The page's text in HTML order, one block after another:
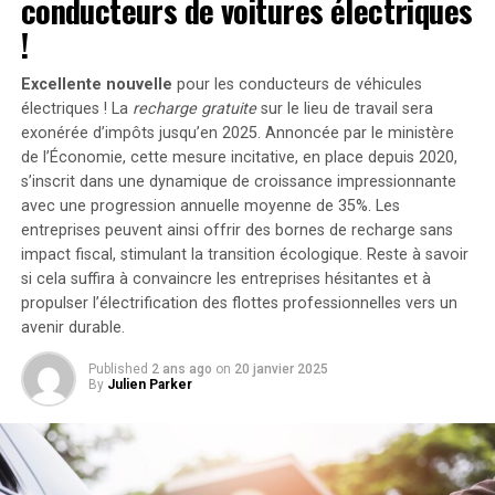
future, notamment l’exploration des associations entre
la gravité de l’AOS et les résultats de la rétinopathie,
l’impact du CPAP sur la modification des risques, et
l’effet des agonistes GLP-1 sur la progression de l’AOS
et de la rétinopathie diabétique.
RELATED TOPICS: APNÉE DU SOMMEIL
DIABÈTE
RÉTINOPATHIE DIABÉTIQUE
SANTÉ TROUBLES DU SOMMEIL
UP NEXT
À la recherche de sang : Ce que nous avons découvert
cette semaine
DON'T MISS
Récapitulatif captivant de la dernière étape du Tour de
France !
portant ainsi la puissance totale à un impressionnant
2400 watts
de stockage énergétique, il est possible d’intégrer
jusqu’à cinq batteries supplémentaires de 1,6
kilowattheure chacune, augmentant la capacité totale à
9,6 kilowattheures.
Intégration dans un Écosystème
Intelligent
Le Solarbank 2 AC s’intègre parfaitement dans un
écosystème énergétique intelligent grâce à sa
compatibilité avec le compteur Anker SOLIX Smart et
les prises intelligentes proposées par Anker. cette
consommation électrique tout en réduisant les pertes
énergétiques inutiles. De plus, Anker SOLIX prévoit
conducteurs de voitures électriques
!
Excellente nouvelle pour les conducteurs de véhicules
électriques ! La recharge gratuitesur le lieu de travail sera
exonérée d’impôts jusqu’en 2025. Annoncée par le ministère
de l’Économie, cette mesure incitative, en place depuis 2020,
s’inscrit dans une dynamique de croissance impressionnante
avec une progression annuelle moyenne de 35%. Les
entreprises peuvent ainsi offrir des bornes de recharge sans
impact fiscal, stimulant la transition écologique. Reste à savoir
si cela suffira à convaincre les entreprises hésitantes et à
propulser l’électrification des flottes professionnelles vers un
avenir durable.
Published 2 ans ago on 20 janvier 2025
By Julien Parker